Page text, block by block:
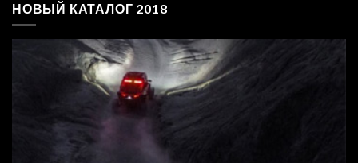
НОВЫЙ КАТАЛОГ 2018